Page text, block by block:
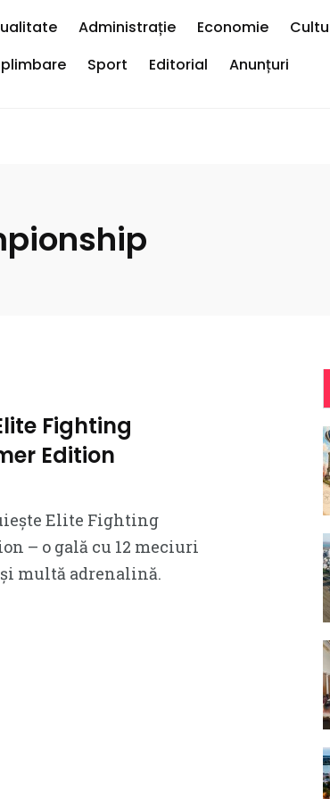
Administrație Economie
plimbare Sport Editorial Anunțuri
Fighting
Edition
Elite Fighting
– o gală cu 12 meciuri
multă adrenalină.